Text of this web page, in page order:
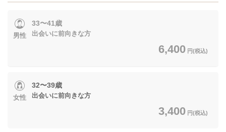
男性
33〜41歳
出会いに前向きな方
6,400 円(税込)
女性
32〜39歳
出会いに前向きな方
3,400 円(税込)